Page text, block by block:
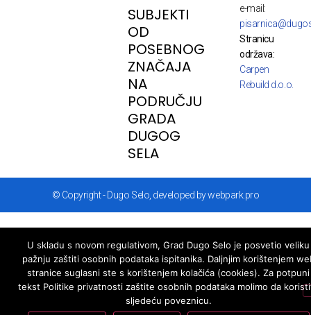
SUBJEKTI
OD
POSEBNOG
ZNAČAJA
NA
PODRUČJU
GRADA
DUGOG
SELA
e-mail:
Stranicu
održava:
Carpen
Rebuild d.o.o.
© Copyright - Dugo Selo, developed by webpark.pro
U skladu s novom regulativom, Grad Dugo Selo je posvetio veliku
pažnju zaštiti osobnih podataka ispitanika. Daljnjim korištenjem
stranice suglasni ste s korištenjem kolačića (cookies). Za potpuni
tekst Politike privatnosti zaštite osobnih podataka molimo da
sljedeću poveznicu.